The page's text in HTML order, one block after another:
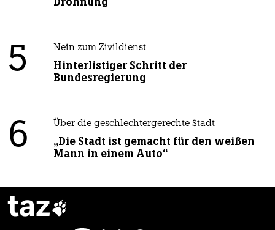
5 Nein zum Zivildienst
Hinterlistiger Schritt der
Bundesregierung
6 Über die geschlechtergerechte Stadt
„Die Stadt ist gemacht für den weißen
Mann in einem Auto“
taz